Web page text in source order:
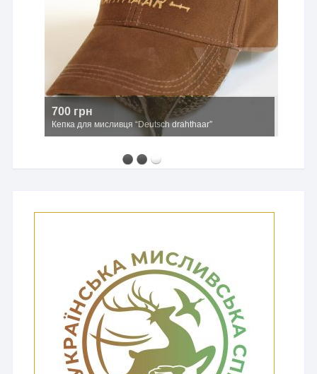
700 грн
Кепка для мисливця “Deutsch drahthaar”